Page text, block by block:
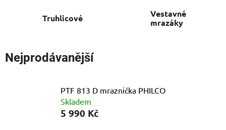
Truhlicové
Vestavné
mrazáky
Nejprodávanější
PTF 813 D mraznička PHILCO
Skladem
5 990 Kč